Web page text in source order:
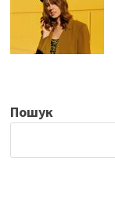
Пошук